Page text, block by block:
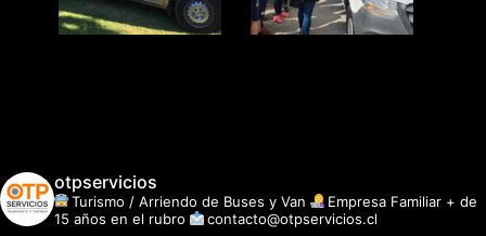
otpservicios
Turismo / Arriendo de Buses y Van
Empresa Familiar + de
15 años en el rubro
contacto@otpservicios.cl